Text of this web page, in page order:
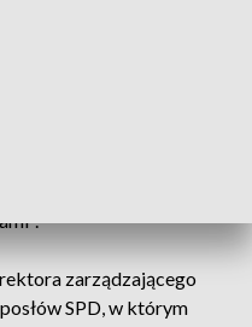
zarządzającego
SPD, w którym